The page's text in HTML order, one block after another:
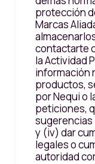
protección
Marcas
contactarte
la Actividad
información
productos,
por Nequi o
peticiones,
sugerencias
y (iv) dar
legales o
autoridad